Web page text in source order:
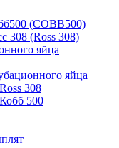
(COBB500)
308 (Ross 308)
яйца
яйца
308
500